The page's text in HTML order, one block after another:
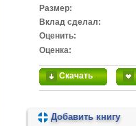
Размер:
Вклад сделал:
Оценить:
Оценка:
Скачать
Добавить книгу